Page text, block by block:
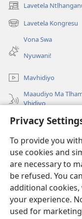
Privacy
To provide you
use cookies and
are necessary to
be refused. You
additional
your experience.
used for
Lavetela
(opens
new
window)
Lavetela Kongresu
(opens
window)
Vona Swa
Nyuwani!
Mavhidiyo
Maaudiyo Ma
Vhidiyo
Lavetela
Minyikelo
(opens
new
window)Bibliyoteka la
(opens
new
JW Hub ®
(opens
new
window)